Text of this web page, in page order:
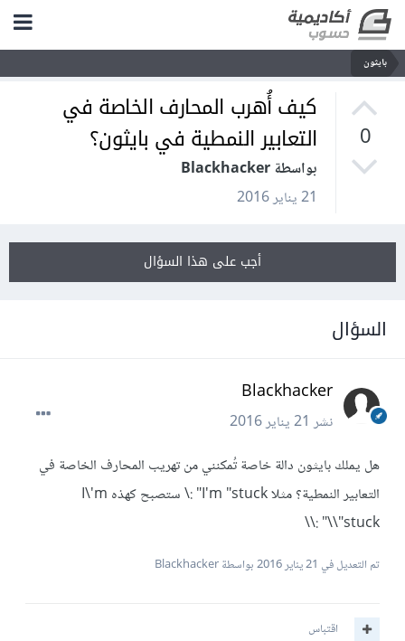
بايثون
0
كيف أُهرب المحارف الخاصة في
التعابير النمطية في بايثون؟
بواسطة Blackhacker
21 يناير 2016
أجب على هذا السؤال
السؤال
Blackhacker
نشر21 يناير 2016
هل يملك بايثون دالة خاصة تُمكنني من تهريب المحارف الخاصة في
التعابير النمطية؟ مثلا I'm "stuck" :\ ستصبح كهذه I\'m
\"stuck\" :\\
تم التعديل في 21 يناير 2016 بواسطة Blackhacker
اقتباس